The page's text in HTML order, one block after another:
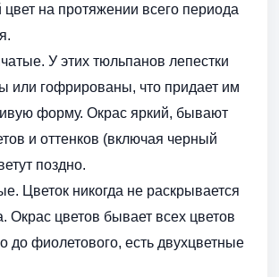
цвет на протяжении всего периода
У этих тюльпанов лепестки
или гофрированы, что придает им
форму. Окрас яркий, бывают
и оттенков (включая черный
поздно.
Цветок никогда не раскрывается
Окрас цветов бывает всех цветов
до фиолетового, есть двухцветные